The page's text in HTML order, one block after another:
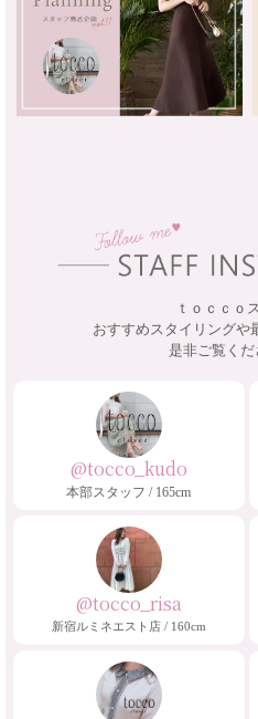
ｔｏｃｃｏ
おすすめスタイリングや
是非ご覧く
@tocco_kudo
本部スタッフ / 165cm
@tocco_risa
新宿ルミネエスト店 / 160cm